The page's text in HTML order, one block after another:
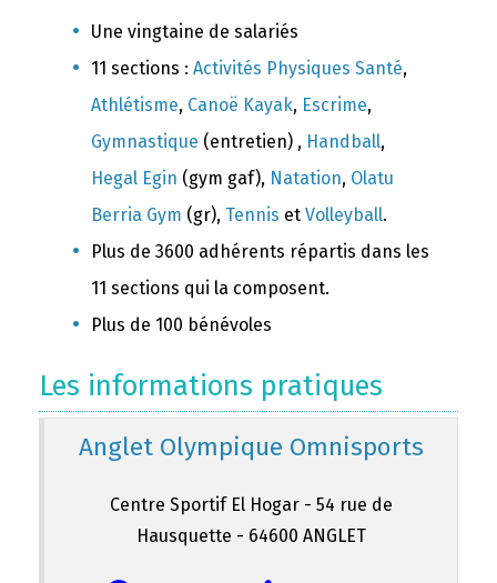
Une vingtaine de salariés
11 sections : Activités Physiques Santé,
Athlétisme, Canoë Kayak, Escrime,
Gymnastique (entretien) , Handball,
Hegal Egin (gym gaf), Natation, Olatu
Berria Gym (gr), Tennis et Volleyball.
Plus de 3600 adhérents répartis dans les
11 sections qui la composent.
Plus de 100 bénévoles
Les informations pratiques
Anglet Olympique Omnisports
Centre Sportif El Hogar - 54 rue de
Hausquette - 64600 ANGLET